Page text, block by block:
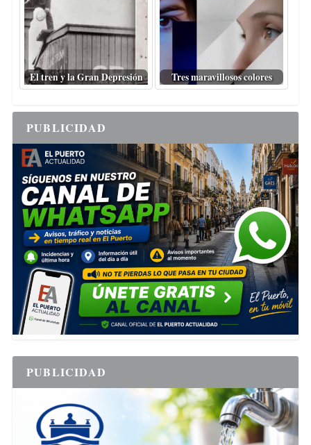
El tren y la Gran Depresión Tres maravillosos colores
PUBLICIDAD
PUBLICIDAD